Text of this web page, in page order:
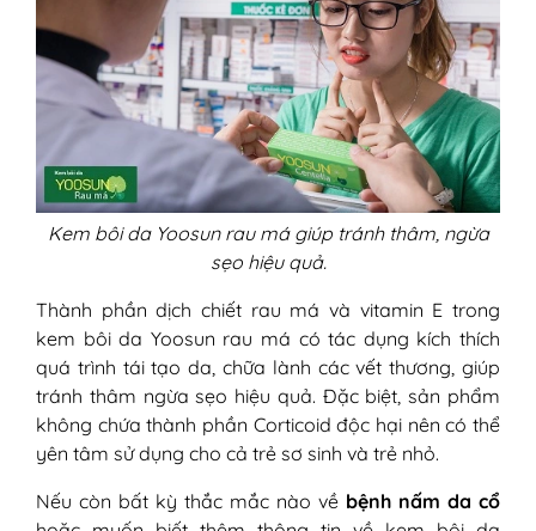
Kem bôi da Yoosun rau má giúp tránh thâm, ngừa
sẹo hiệu quả.
Thành phần dịch chiết rau má và vitamin E trong
kem bôi da Yoosun rau má có tác dụng kích thích
quá trình tái tạo da, chữa lành các vết thương, giúp
tránh thâm ngừa sẹo hiệu quả. Đặc biệt, sản phẩm
không chứa thành phần Corticoid độc hại nên có thể
yên tâm sử dụng cho cả trẻ sơ sinh và trẻ nhỏ.
Nếu còn bất kỳ thắc mắc nào về bệnh nấm da cổ